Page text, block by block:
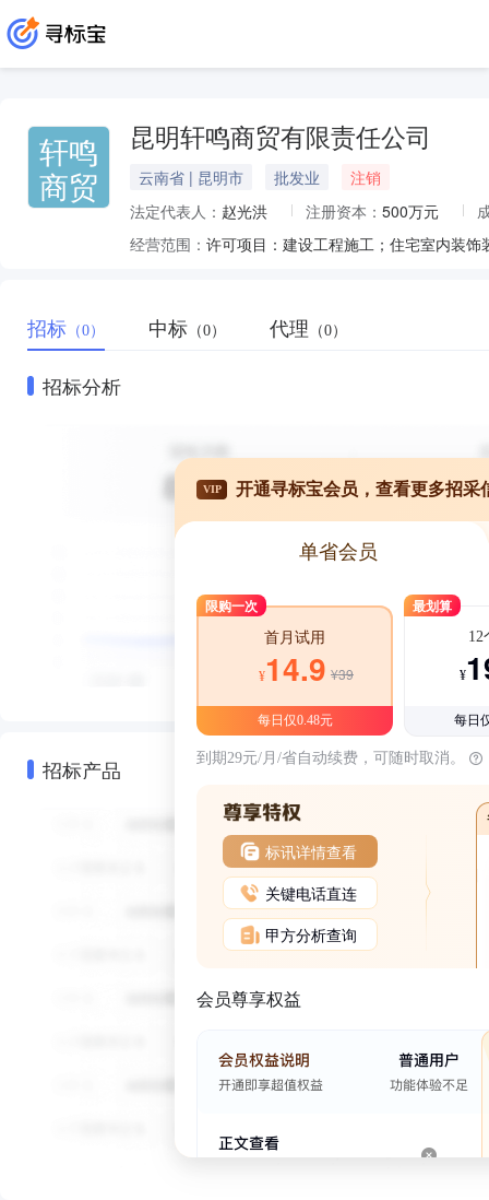
轩鸣
商贸
昆明轩鸣商贸有限责任公司
云南省 | 昆明市 批发业
注销
法定代表人： 赵光洪 注册资本： 500万元
经营范围：
招标 （0） 中标 （0） 代理 （0）
招标分析
招标产品
VIP 开通寻标宝会员，查看更多招采
单省会员
限购一次
首月试用
¥14.9 ¥39
每日仅0.48元
最划算
12
¥
每日
到期29元/月/省自动续费，可随时取消。
标讯详情查看
关键电话直连
甲方分析查询
会员尊享权益